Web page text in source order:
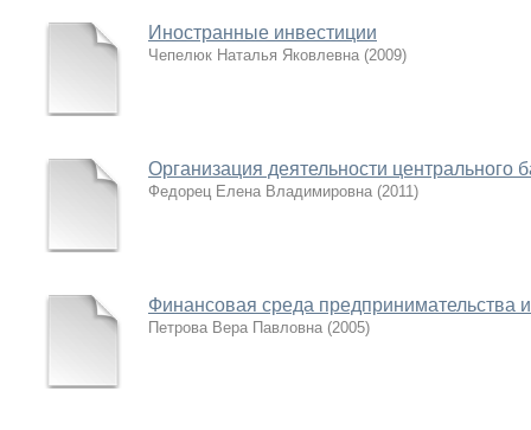
Иностранные инвестиции
Чепелюк Наталья Яковлевна (2009)
Организация деятельности центрального
Федорец Елена Владимировна (2011)
Финансовая среда предпринимательства
Петрова Вера Павловна (2005)